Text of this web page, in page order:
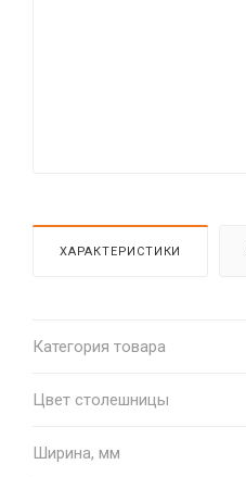
ХАРАКТЕРИСТИКИ
Категория товара
Цвет столешницы
Ширина, мм